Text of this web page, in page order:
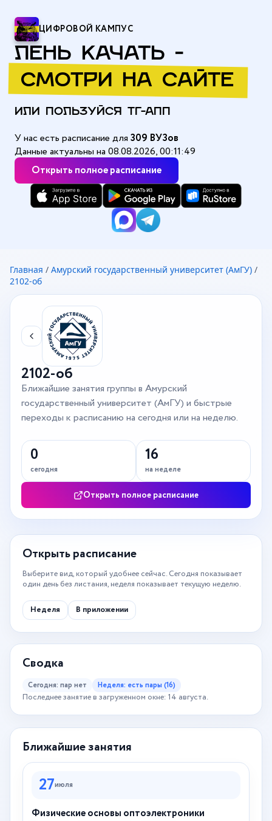
ЦИФРОВОЙ КАМПУС
ЛЕНЬ КАЧАТЬ -
СМОТРИ НА САЙТЕ
ИЛИ ПОЛЬЗУЙСЯ ТГ-АПП
Открыть полное расписание
У нас есть расписание для 309 ВУЗов
Данные актуальны на 08.08.2026, 00:11:49
Главная / Амурский государственный университет (АмГУ) /
2102-об
2102-об
Ближайшие занятия группы в Амурский
государственный университет (АмГУ) и быстрые
переходы к расписанию на сегодня или на неделю.
0
сегодня
16
на неделе
Открыть полное расписание
Открыть расписание
Выберите вид, который удобнее сейчас. Сегодня показывает
один день без листания, неделя показывает текущую неделю.
Неделя В приложении
Сводка
Сегодня: пар нет Неделя: есть пары (16)
Последнее занятие в загруженном окне: 14 августа.
Ближайшие занятия
27июля
Физические основы оптоэлектроники